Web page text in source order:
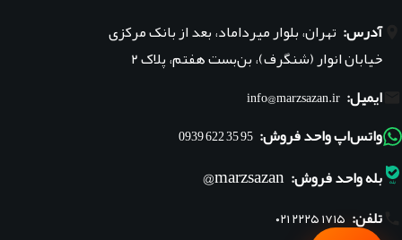
آدرس: تهران، بلوار میرداماد، بعد از بانک مرکزی
خیابان انوار (شنگرف)، بن‌بست هفتم، پلاک ۲
ایمیل: info@marzsazan.ir
واتس‌اپ واحد فروش: 95 35 622 0939
بله واحد فروش: marzsazan@
تلفن: ۰۲۱ ۲۲۲۵ ۱۷۱۵